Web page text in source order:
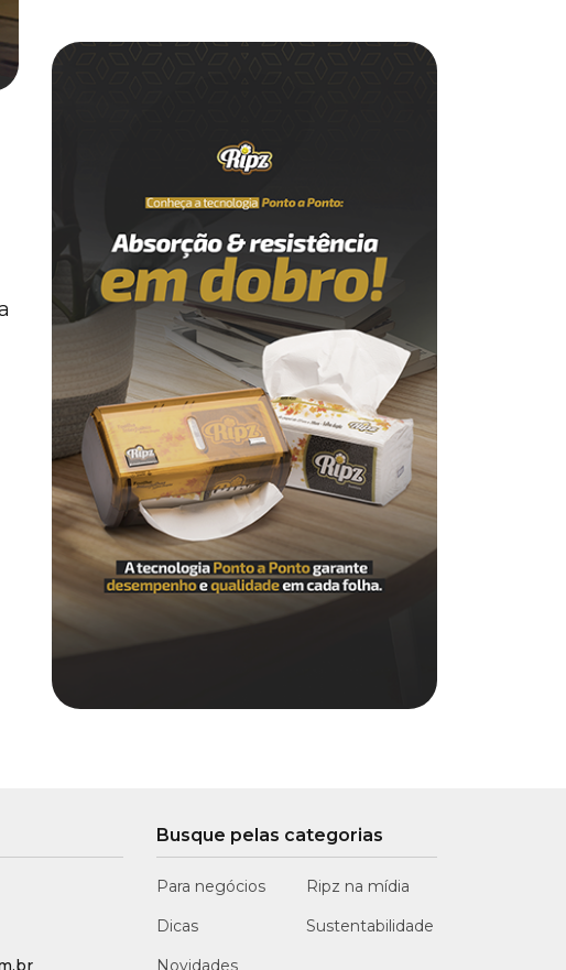
Busque pelas categorias
Para negócios
Dicas
Novidades
Ripz na mídia
Sustentabilidade